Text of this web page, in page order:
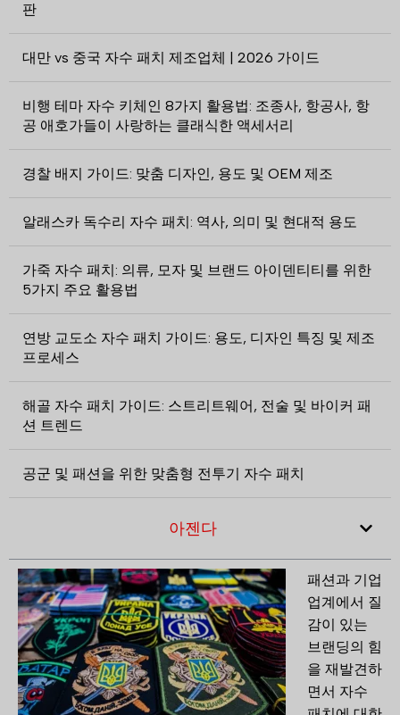
판
대만 vs 중국 자수 패치 제조업체 | 2026 가이드
비행 테마 자수 키체인 8가지 활용법: 조종사, 항공사, 항
공 애호가들이 사랑하는 클래식한 액세서리
경찰 배지 가이드: 맞춤 디자인, 용도 및 OEM 제조
알래스카 독수리 자수 패치: 역사, 의미 및 현대적 용도
가죽 자수 패치: 의류, 모자 및 브랜드 아이덴티티를 위한
5가지 주요 활용법
연방 교도소 자수 패치 가이드: 용도, 디자인 특징 및 제조
프로세스
해골 자수 패치 가이드: 스트리트웨어, 전술 및 바이커 패
션 트렌드
공군 및 패션을 위한 맞춤형 전투기 자수 패치
아젠다
패션과 기업
업계에서 질
감이 있는
브랜딩의 힘
을 재발견하
면서 자수